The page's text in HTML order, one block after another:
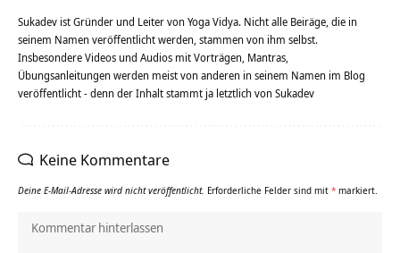
Sukadev ist Gründer und Leiter von Yoga Vidya. Nicht alle Beiräge, die in
seinem Namen veröffentlicht werden, stammen von ihm selbst.
Insbesondere Videos und Audios mit Vorträgen, Mantras,
Übungsanleitungen werden meist von anderen in seinem Namen im Blog
veröffentlicht - denn der Inhalt stammt ja letztlich von Sukadev
Keine Kommentare
Deine E-Mail-Adresse wird nicht veröffentlicht. Erforderliche Felder sind mit * markiert.